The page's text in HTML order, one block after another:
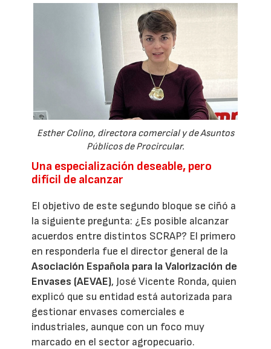
Esther Colino, directora comercial y de Asuntos
Públicos de Procircular.
Una especialización deseable, pero
difícil de alcanzar
El objetivo de este segundo bloque se ciñó a
la siguiente pregunta: ¿Es posible alcanzar
acuerdos entre distintos SCRAP? El primero
en responderla fue el director general de la
Asociación Española para la Valorización de
Envases (AEVAE), José Vicente Ronda, quien
explicó que su entidad está autorizada para
gestionar envases comerciales e
industriales, aunque con un foco muy
marcado en el sector agropecuario.